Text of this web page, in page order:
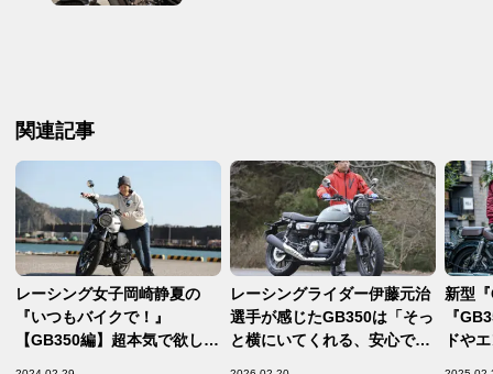
関連記事
レーシング女子岡崎静夏の
『いつもバイクで！』
【GB350編】超本気で欲しく
レーシングライダー伊藤元治
選手が感じたGB350は「そっ
と横にいてくれる、安心でき
新型
『
ドや